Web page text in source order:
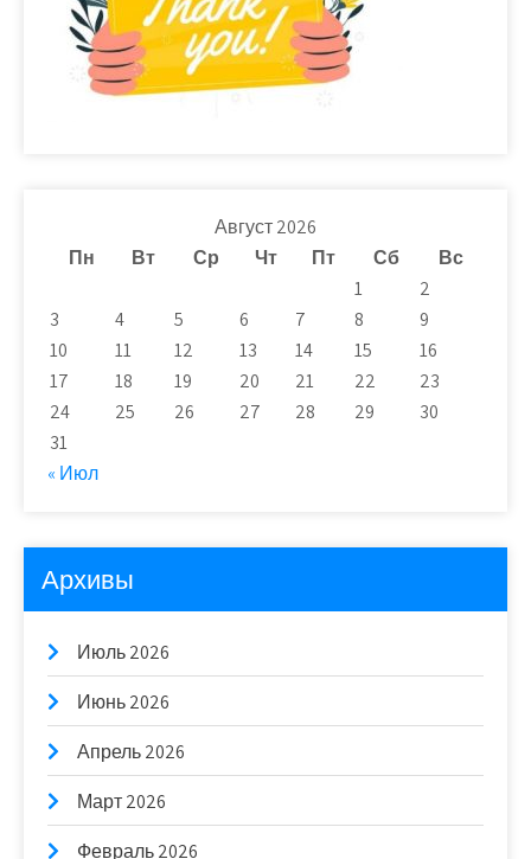
Август 2026
Пн
Вт Ср Чт Пт Сб
Вс
1
2
3
4 5 6 7 8
9
10
11 12 13 14 15
16
17
18 19 20 21 22
23
24
25 26 27 28 29
30
31
« Июл
Архивы
Июль 2026
Июнь 2026
Апрель 2026
Март 2026
Февраль 2026